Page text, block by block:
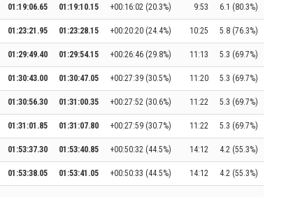
01:19:06.65 01:19:10.15 +00:16:02 (20.3%) 9:53 6.1 (80.3%)
01:23:21.95 01:23:28.15 +00:20:20 (24.4%) 10:25 5.8 (76.3%)
01:29:49.40 01:29:54.15 +00:26:46 (29.8%) 11:13 5.3 (69.7%)
01:30:43.00 01:30:47.05 +00:27:39 (30.5%) 11:20 5.3 (69.7%)
01:30:56.30 01:31:00.35 +00:27:52 (30.6%) 11:22 5.3 (69.7%)
01:31:01.85 01:31:07.80 +00:27:59 (30.7%) 11:22 5.3 (69.7%)
01:53:37.30 01:53:40.85 +00:50:32 (44.5%) 14:12 4.2 (55.3%)
01:53:38.05 01:53:41.05 +00:50:33 (44.5%) 14:12 4.2 (55.3%)